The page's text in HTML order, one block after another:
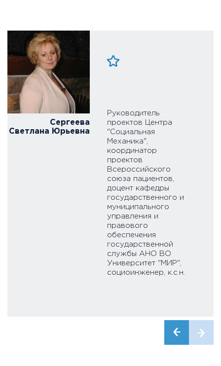
Сергеева
Светлана Юрьевна
Руководитель
проектов Центра
"Социальная
Механика",
координатор
проектов
Всероссийского
союза пациентов,
доцент кафедры
государственного и
муниципального
управления и
правового
обеспечения
государственной
службы АНО ВО
Университет "МИР",
социоинженер, к.с.н.